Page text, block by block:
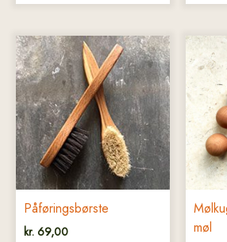
Påføringsbørste
kr. 69,00
Dette
vare
har
flere
varianter.
Mulighederne
kan
vælges
varesiden
møl